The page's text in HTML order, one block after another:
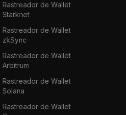
Rastreador de Wallet
Starknet
Rastreador de Wallet
zkSync
Rastreador de Wallet
Arbitrum
Rastreador de Wallet
Solana
Rastreador de Wallet